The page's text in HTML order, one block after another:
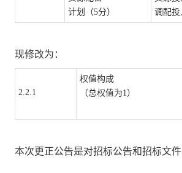
计划（5分）
调配投
现修改为：
2.2.1
权值构成
（总权值为1）
本次更正公告是对招标公告和招标文